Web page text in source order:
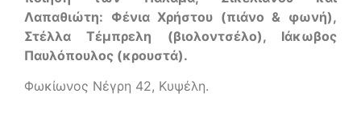
Λαπαθιώτη: Φένια Χρήστου (πιάνο & φωνή),
Στέλλα Τέμπρελη (βιολοντσέλο), Ιάκωβος
Παυλόπουλος (κρουστά).
Φωκίωνος Νέγρη 42, Κυψέλη.